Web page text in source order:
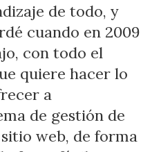
de todo, y
cuando en 2009
con todo el
quiere hacer lo
a
de gestión de
web, de forma